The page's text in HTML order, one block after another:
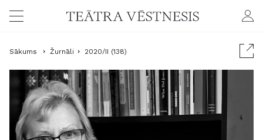
Sākums Žurnāli 2020/II (138)